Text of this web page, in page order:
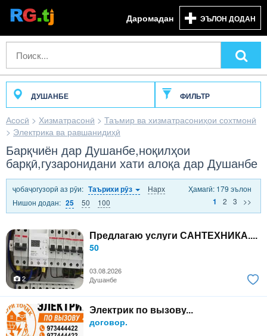
Даромадан ЭЪЛОН ДОДАН
ДУШАНБЕ ФИЛЬТР
Асосӣ > Хизматрасонӣ > Таъмир ва хизматрасониҳои сохтмонӣ
> Электрика ва равшанидиҳӣ
Барқчиён дар Душанбе,ноқилҳои
барқӣ,гузаронидани хати алоқа дар Душанбе
ҷобаҷогузорӣ аз рӯи: Таърихи рӯз
Нарх
Нишон додан: 25 50 100
Ҳамагӣ: 179 эълон
1
2 3 >>
Предлагаю услуги САНТЕХНИКА....
50
03.08.2026
2
Душанбе
Электрик по вызову...
договор.